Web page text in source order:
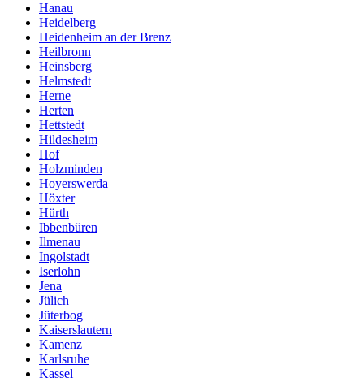
Hanau
Heidelberg
Heidenheim an der Brenz
Heilbronn
Heinsberg
Helmstedt
Herne
Herten
Hettstedt
Hildesheim
Hof
Holzminden
Hoyerswerda
Höxter
Hürth
Ibbenbüren
Ilmenau
Ingolstadt
Iserlohn
Jena
Jülich
Jüterbog
Kaiserslautern
Kamenz
Karlsruhe
Kassel